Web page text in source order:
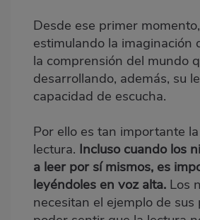
Desde ese primer
estimulando la imaginación
la comprensión del mundo
desarrollando, además, su
capacidad de escucha.
Por ello es tan importante la
lectura. Incluso cuando los
a leer por sí mismos, es
leyéndoles en voz alta. Los
necesitan el ejemplo de sus